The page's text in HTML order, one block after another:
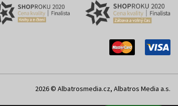
2026 © Albatrosmedia.cz, Albatros Media a.s.